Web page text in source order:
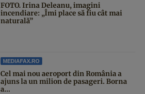
FOTO. Irina Deleanu, imagini
incendiare: „Îmi place să fiu cât mai
naturală”
MEDIAFAX.RO
Cel mai nou aeroport din România a
ajuns la un milion de pasageri. Borna
a...